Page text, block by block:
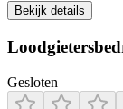
Bekijk details
Gesloten